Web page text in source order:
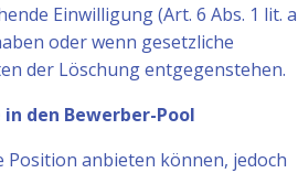
Einwilligung (Art. 6 Abs. 1 lit. a
oder wenn gesetzliche
der Löschung entgegenstehen.
den Bewerber-Pool
anbieten können, jedoch